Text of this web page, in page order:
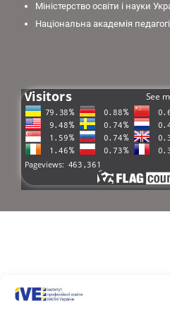
Міністерство освіти і науки
Національна академія